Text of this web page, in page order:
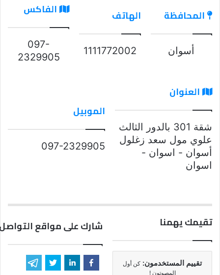
المحافظة
أسوان
الهاتف
1111772002
الفاكس
097-
2329905
العنوان
شقة 301 بالدور الثالث
علوي مول سعد زغلول
أسوان - اسوان -
اسوان
الموبيل
097-2329905
تقيمك يهمنا
تقييم المستخدمون: كن أول
المصوتون !
شارك على مواقع